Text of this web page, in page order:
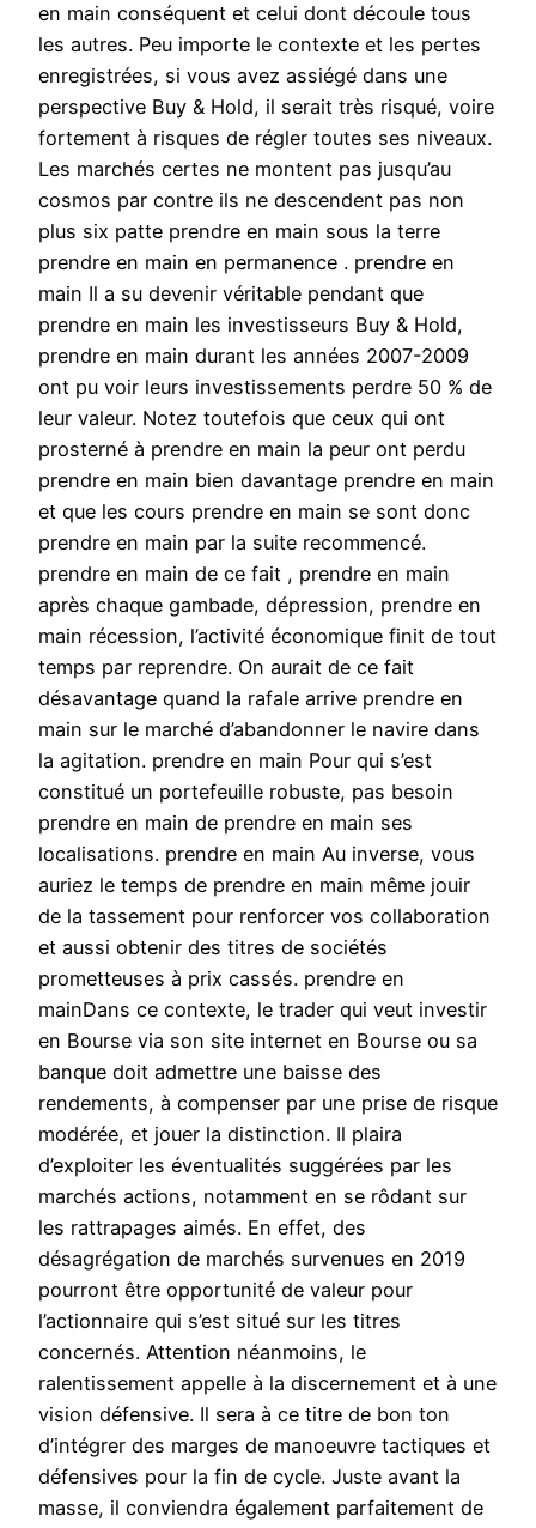
en main conséquent et celui dont découle tous
les autres. Peu importe le contexte et les pertes
enregistrées, si vous avez assiégé dans une
perspective Buy & Hold, il serait très risqué, voire
fortement à risques de régler toutes ses niveaux.
Les marchés certes ne montent pas jusqu’au
cosmos par contre ils ne descendent pas non
plus six patte prendre en main sous la terre
prendre en main en permanence . prendre en
main Il a su devenir véritable pendant que
prendre en main les investisseurs Buy & Hold,
prendre en main durant les années 2007-2009
ont pu voir leurs investissements perdre 50 % de
leur valeur. Notez toutefois que ceux qui ont
prosterné à prendre en main la peur ont perdu
prendre en main bien davantage prendre en main
et que les cours prendre en main se sont donc
prendre en main par la suite recommencé.
prendre en main de ce fait , prendre en main
après chaque gambade, dépression, prendre en
main récession, l’activité économique finit de tout
temps par reprendre. On aurait de ce fait
désavantage quand la rafale arrive prendre en
main sur le marché d’abandonner le navire dans
la agitation. prendre en main Pour qui s’est
constitué un portefeuille robuste, pas besoin
prendre en main de prendre en main ses
localisations. prendre en main Au inverse, vous
auriez le temps de prendre en main même jouir
de la tassement pour renforcer vos collaboration
et aussi obtenir des titres de sociétés
prometteuses à prix cassés. prendre en
mainDans ce contexte, le trader qui veut investir
en Bourse via son site internet en Bourse ou sa
banque doit admettre une baisse des
rendements, à compenser par une prise de risque
modérée, et jouer la distinction. Il plaira
d’exploiter les éventualités suggérées par les
marchés actions, notamment en se rôdant sur
les rattrapages aimés. En effet, des
désagrégation de marchés survenues en 2019
pourront être opportunité de valeur pour
l’actionnaire qui s’est situé sur les titres
concernés. Attention néanmoins, le
ralentissement appelle à la discernement et à une
vision défensive. Il sera à ce titre de bon ton
d’intégrer des marges de manoeuvre tactiques et
défensives pour la fin de cycle. Juste avant la
masse, il conviendra également parfaitement de